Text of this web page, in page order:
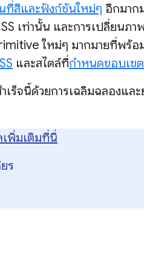
ที่สีและฟังก์ชันใหม่ๆ อีกมาก
เท่านั้น และการเปลี่ยนภา
ใหม่ๆ มากมายที่พร้อ
และสไตล์ที่กำหนดขอบเขต
ร็จนี้ด้วยการเฉลิมฉลองแ
พิ่มเติมที่นี่
ร